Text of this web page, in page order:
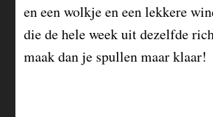
en een wolkje en een lekkere
die de hele week uit dezelfde
maak dan je spullen maar klaar!